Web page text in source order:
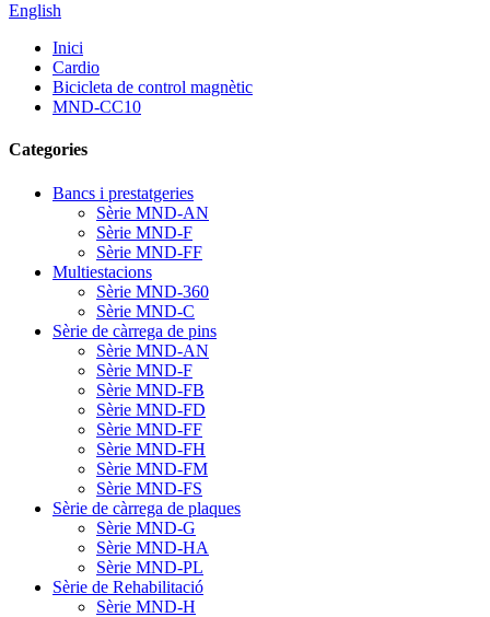
English
Inici
Cardio
Bicicleta de control magnètic
MND-CC10
Categories
Bancs i prestatgeries
Sèrie MND-AN
Sèrie MND-F
Sèrie MND-FF
Multiestacions
Sèrie MND-360
Sèrie MND-C
Sèrie de càrrega de pins
Sèrie MND-AN
Sèrie MND-F
Sèrie MND-FB
Sèrie MND-FD
Sèrie MND-FF
Sèrie MND-FH
Sèrie MND-FM
Sèrie MND-FS
Sèrie de càrrega de plaques
Sèrie MND-G
Sèrie MND-HA
Sèrie MND-PL
Sèrie de Rehabilitació
Sèrie MND-H